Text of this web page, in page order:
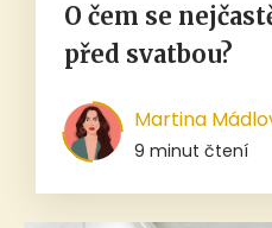
O čem se
před svatbou?
Martina
9 minut čtení